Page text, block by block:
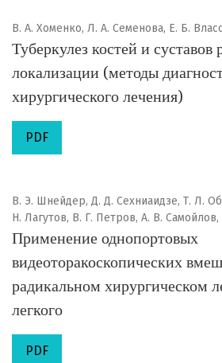
В. А. Хоменко, Л. А. Семенова, Е. Б.
Туберкулез костей и суставов
локализации (методы
хирургического лечения)
PDF
В. Э. Шнейдер, Д. Д. Сехниаидзе, Т. Л.
Н. Лагутов, В. Г. Петров, А. В.
Применение однопортовых
видеоторакоскопических
радикальном хирургическом
легкого
PDF